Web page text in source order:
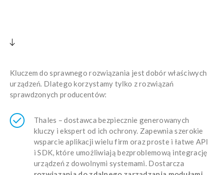
Kluczem do sprawnego rozwiązania jest dobór właściwych
urządzeń. Dlatego korzystamy tylko z rozwiązań
sprawdzonych producentów:
Thales – dostawca bezpiecznie generowanych
kluczy i ekspert od ich ochrony. Zapewnia szerokie
wsparcie aplikacji wielu firm oraz proste i łatwe API
i SDK, które umożliwiają bezproblemową integrację
urządzeń z dowolnymi systemami. Dostarcza